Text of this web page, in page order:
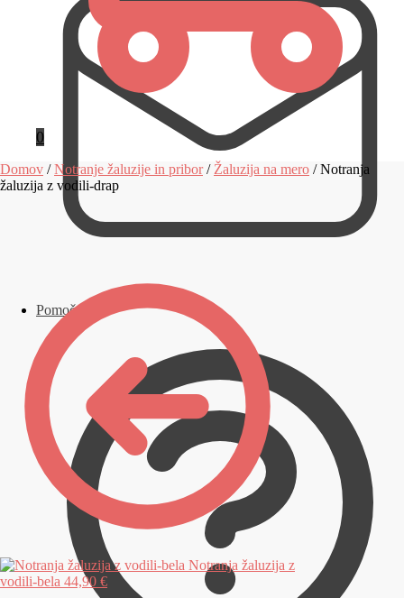
Pomoč
0
Domov /Notranje žaluzije in pribor/ Žaluzija na mero /Notranja
žaluzija z vodili-drap
Notranja žaluzija z
vodili-bela 44,90 €